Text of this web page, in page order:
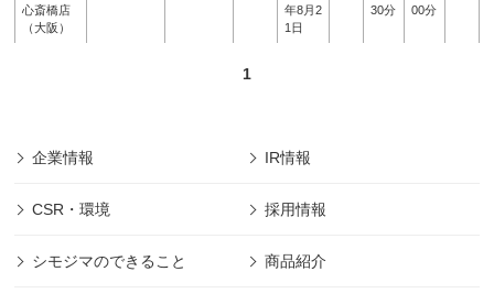
心斎橋店
（大阪）
年8月2
1日
30分
00分
1
企業情報 IR情報
CSR・環境 採用情報
シモジマのできること 商品紹介